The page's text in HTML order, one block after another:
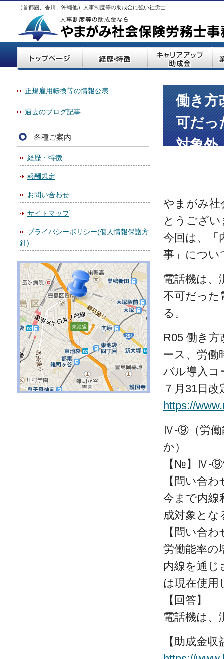
（首都圏、香川、沖縄他）人事制度等の助成金に強い社労士
働き方
可だっ
対象外
やまがみ社
とうござ
今回は、「
事」につい
電話機は、
不可だった
る。
R05 働き方
ース、労働
バル導入コ
７月31日
https://
Ⅳ-⑨（労働
か）
【№】Ⅳ-⑨
【問い合
今まで内線
成対象とな
【問い合
労働能率の
内線を通じ
は現在使用
【回答】
電話機は、
【助成金
正規雇用転換等の情報公表
過去のブログ記事
各種ご案内
経歴・特徴
報酬規定
お問い合わせ
サイトマップ
プライバシーポリシー(個人情報保護方
針)